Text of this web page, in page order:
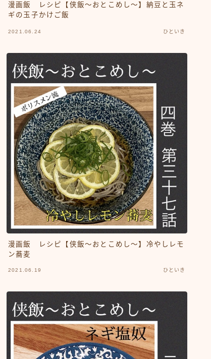
漫画飯 レシピ【侠飯～おとこめし～】納豆と玉ネ
ギの玉子かけご飯
2021.06.24 ひといき
漫画飯 レシピ【侠飯～おとこめし～】冷やしレモ
ン蕎麦
2021.06.19 ひといき